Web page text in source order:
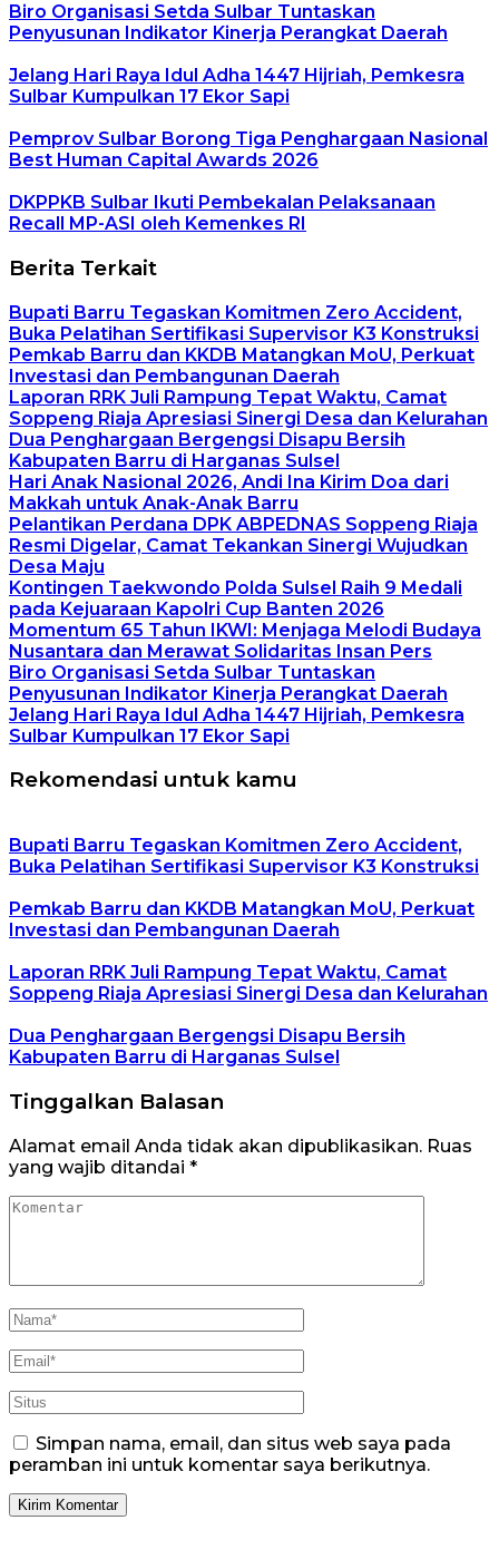
Biro Organisasi Setda Sulbar Tuntaskan
Penyusunan Indikator Kinerja Perangkat Daerah
Jelang Hari Raya Idul Adha 1447 Hijriah, Pemkesra
Sulbar Kumpulkan 17 Ekor Sapi
Pemprov Sulbar Borong Tiga Penghargaan Nasional
Best Human Capital Awards 2026
DKPPKB Sulbar Ikuti Pembekalan Pelaksanaan
Recall MP-ASI oleh Kemenkes RI
Berita Terkait
Bupati Barru Tegaskan Komitmen Zero Accident,
Buka Pelatihan Sertifikasi Supervisor K3 Konstruksi
Pemkab Barru dan KKDB Matangkan MoU, Perkuat
Investasi dan Pembangunan Daerah
Laporan RRK Juli Rampung Tepat Waktu, Camat
Soppeng Riaja Apresiasi Sinergi Desa dan Kelurahan
Dua Penghargaan Bergengsi Disapu Bersih
Kabupaten Barru di Harganas Sulsel
Hari Anak Nasional 2026, Andi Ina Kirim Doa dari
Makkah untuk Anak-Anak Barru
Pelantikan Perdana DPK ABPEDNAS Soppeng Riaja
Resmi Digelar, Camat Tekankan Sinergi Wujudkan
Desa Maju
Kontingen Taekwondo Polda Sulsel Raih 9 Medali
pada Kejuaraan Kapolri Cup Banten 2026
Momentum 65 Tahun IKWI: Menjaga Melodi Budaya
Nusantara dan Merawat Solidaritas Insan Pers
Biro Organisasi Setda Sulbar Tuntaskan
Penyusunan Indikator Kinerja Perangkat Daerah
Jelang Hari Raya Idul Adha 1447 Hijriah, Pemkesra
Sulbar Kumpulkan 17 Ekor Sapi
Rekomendasi untuk kamu
Bupati Barru Tegaskan Komitmen Zero Accident,
Buka Pelatihan Sertifikasi Supervisor K3 Konstruksi
Pemkab Barru dan KKDB Matangkan MoU, Perkuat
Investasi dan Pembangunan Daerah
Laporan RRK Juli Rampung Tepat Waktu, Camat
Soppeng Riaja Apresiasi Sinergi Desa dan Kelurahan
Dua Penghargaan Bergengsi Disapu Bersih
Kabupaten Barru di Harganas Sulsel
Tinggalkan Balasan
Alamat email Anda tidak akan dipublikasikan. Ruas
yang wajib ditandai *
Simpan nama, email, dan situs web saya pada
peramban ini untuk komentar saya berikutnya.